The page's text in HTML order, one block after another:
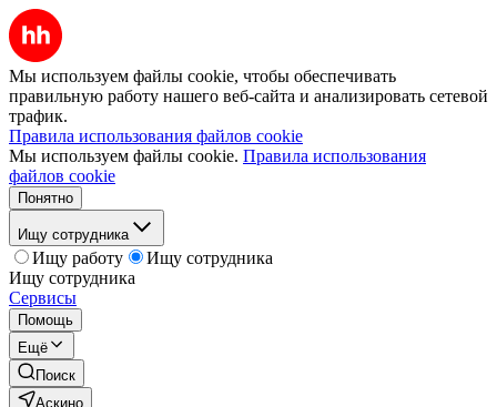
Мы используем файлы cookie, чтобы обеспечивать
правильную работу нашего веб-сайта и анализировать сетевой
трафик.
Правила использования файлов cookie
Мы используем файлы cookie. Правила использования
файлов cookie
Понятно
Ищу сотрудника
Ищу работу
Ищу сотрудника
Ищу сотрудника
Сервисы
Помощь
Ещё
Поиск
Аскино